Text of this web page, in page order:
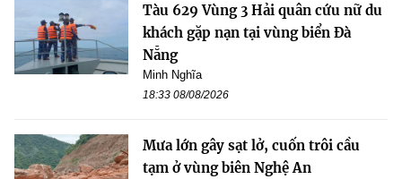
Tàu 629 Vùng 3 Hải quân cứu nữ du
khách gặp nạn tại vùng biển Đà
Nẵng
Minh Nghĩa
18:33 08/08/2026
Mưa lớn gây sạt lở, cuốn trôi cầu
tạm ở vùng biên Nghệ An